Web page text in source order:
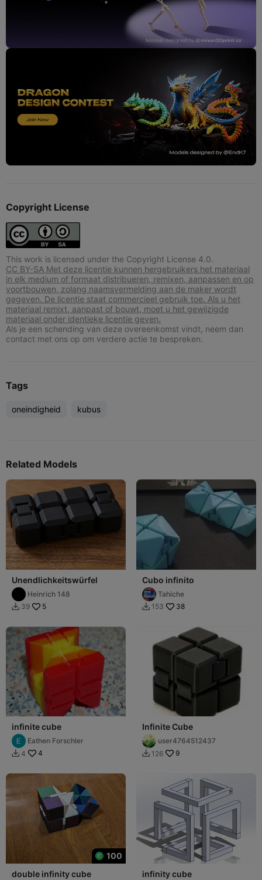
Copyright License
This work is licensed under the Copyright License 4.0.
CC BY-SA Met deze licentie kunnen hergebruikers het materiaal
in elk medium of formaat distribueren, remixen, aanpassen en op
voortbouwen, zolang naamsvermelding aan de maker wordt
gegeven. De licentie staat commercieel gebruik toe. Als u het
materiaal remixt, aanpast of bouwt, moet u het gewijzigde
materiaal onder identieke licentie geven.
Als je een schending van deze overeenkomst vindt, neem dan
contact met ons op om verdere actie te bespreken.
Tags
oneindigheid kubus
Related Models
Unendlichkeitswürfel
Heinrich 148
 39 5
Cubo infinito
Tahiche
 153 38
infinite cube
Eathen Forschler
 4 4
Infinite Cube
user4764512437
 126 9
100
double infinity cube
infinity cube